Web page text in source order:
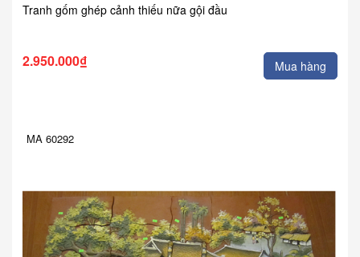
Tranh gốm ghép cảnh thiếu nữa gội đầu
2.950.000₫ Mua hàng
MA 60292